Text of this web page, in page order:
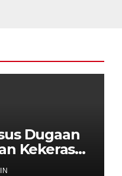
Dugaan
Kekerasan
Phone